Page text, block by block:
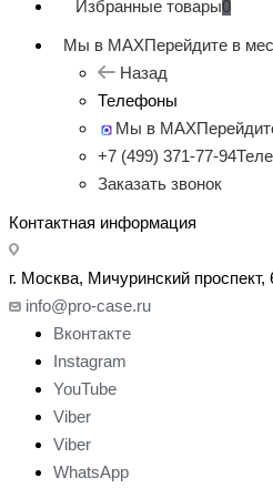
Избранные товары0
Мы в MAXПерейдите в
Назад
Телефоны
Мы в MAX
+7 (499) 371-77-94
Заказать звонок
Контактная информация
г. Москва, Мичуринский проспект,
info@pro-case.ru
Вконтакте
Instagram
YouTube
Viber
Viber
WhatsApp